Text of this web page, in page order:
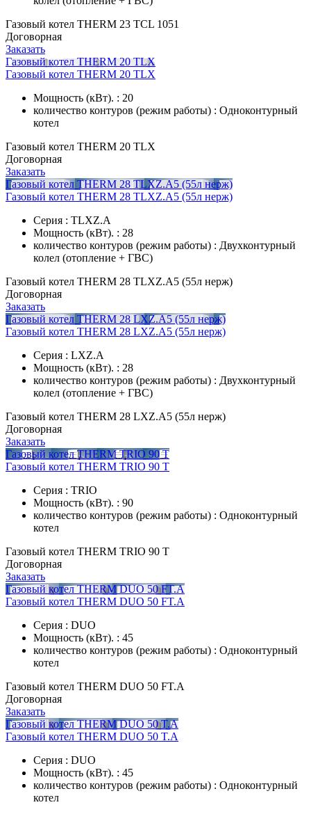
Газовый котел THERM 23 TCL 1051
Договорная
Заказать
Газовый котел THERM 20 TLX
Газовый котел THERM 20 TLX
Мощность (кВт). : 20
количество контуров (режим работы) : Одноконтурный
котел
Газовый котел THERM 20 TLX
Договорная
Заказать
Газовый котел THERM 28 TLXZ.A5 (55л нерж)
Газовый котел THERM 28 TLXZ.A5 (55л нерж)
Серия : TLXZ.A
Мощность (кВт). : 28
количество контуров (режим работы) : Двухконтурный
колел (отопление + ГВС)
Газовый котел THERM 28 TLXZ.A5 (55л нерж)
Договорная
Заказать
Газовый котел THERM 28 LXZ.A5 (55л нерж)
Газовый котел THERM 28 LXZ.A5 (55л нерж)
Серия : LXZ.A
Мощность (кВт). : 28
количество контуров (режим работы) : Двухконтурный
колел (отопление + ГВС)
Газовый котел THERM 28 LXZ.A5 (55л нерж)
Договорная
Заказать
Газовый котел THERM TRIO 90 T
Газовый котел THERM TRIO 90 T
Серия : TRIO
Мощность (кВт). : 90
количество контуров (режим работы) : Одноконтурный
котел
Газовый котел THERM TRIO 90 T
Договорная
Заказать
Газовый котел THERM DUO 50 FT.A
Газовый котел THERM DUO 50 FT.A
Серия : DUO
Мощность (кВт). : 45
количество контуров (режим работы) : Одноконтурный
котел
Газовый котел THERM DUO 50 FT.A
Договорная
Заказать
Газовый котел THERM DUO 50 T.А
Газовый котел THERM DUO 50 T.А
Серия : DUO
Мощность (кВт). : 45
количество контуров (режим работы) : Одноконтурный
котел